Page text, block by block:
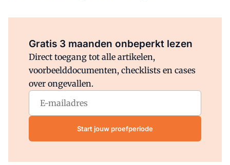
Gratis 3 maanden onbeperkt lezen
Direct toegang tot alle artikelen,
voorbeelddocumenten, checklists en cases
over ongevallen.
Start jouw proefperiode